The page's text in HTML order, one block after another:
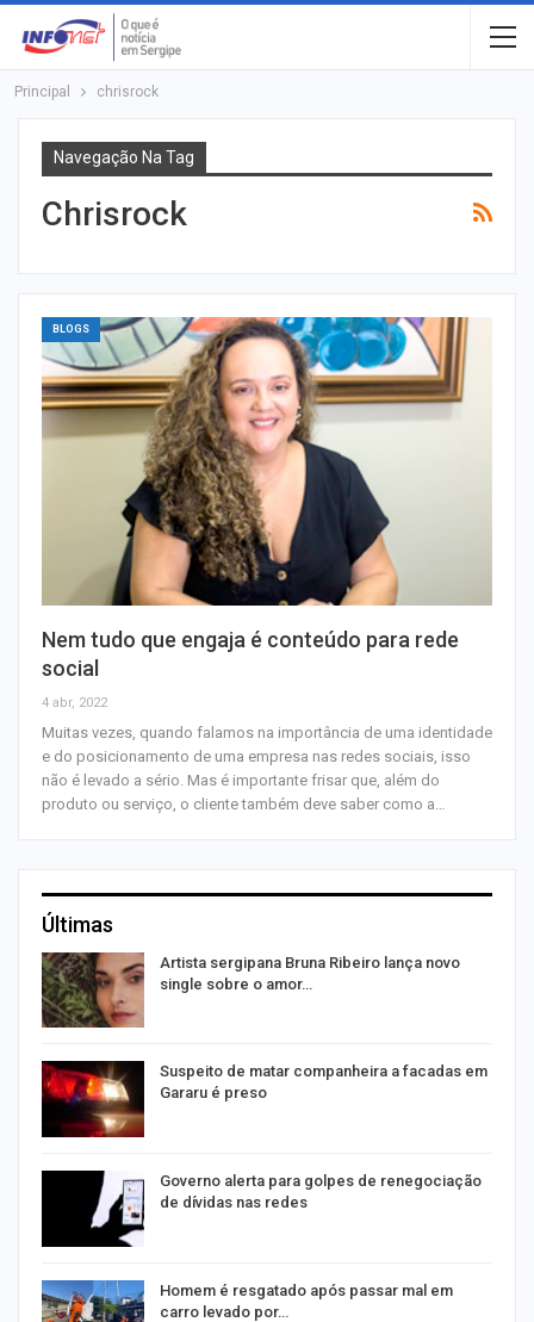
Principal chrisrock
Navegação Na Tag
Chrisrock
BLOGS
Nem tudo que engaja é conteúdo para rede
social
4 abr, 2022
Muitas vezes, quando falamos na importância de uma identidade
e do posicionamento de uma empresa nas redes sociais, isso
não é levado a sério. Mas é importante frisar que, além do
produto ou serviço, o cliente também deve saber como a…
Últimas
Artista sergipana Bruna Ribeiro lança novo
single sobre o amor…
Suspeito de matar companheira a facadas em
Gararu é preso
Governo alerta para golpes de renegociação
de dívidas nas redes
Homem é resgatado após passar mal em
carro levado por…